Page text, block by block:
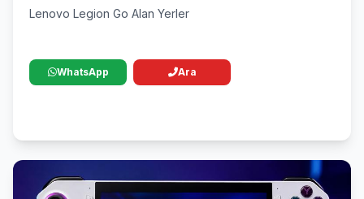
Lenovo Legion Go Alan Yerler
WhatsApp Ara